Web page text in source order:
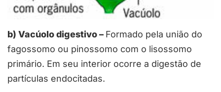
b) Vacúolo digestivo – Formado pela união do
fagossomo ou pinossomo com o lisossomo
primário. Em seu interior ocorre a digestão de
partículas endocitadas.